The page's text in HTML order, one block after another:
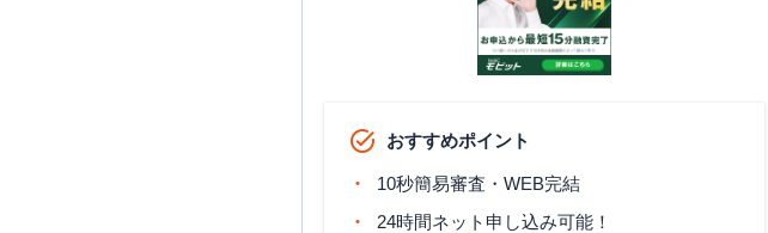
おすすめポイント
10秒簡易審査・WEB完結
24時間ネット申し込み可能！